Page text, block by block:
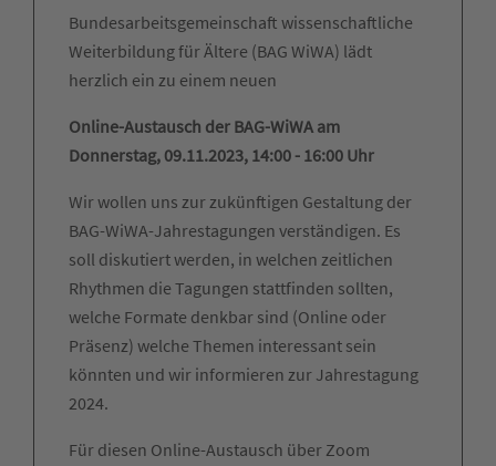
Bundesarbeitsgemeinschaft wissenschaftliche
Weiterbildung für Ältere (BAG WiWA) lädt
herzlich ein zu einem neuen
Online-Austausch der BAG-WiWA am
Donnerstag, 09.11.2023, 14:00 - 16:00 Uhr
Wir wollen uns zur zukünftigen Gestaltung der
BAG-WiWA-Jahrestagungen verständigen. Es
soll diskutiert werden, in welchen zeitlichen
Rhythmen die Tagungen stattfinden sollten,
welche Formate denkbar sind (Online oder
Präsenz) welche Themen interessant sein
könnten und wir informieren zur Jahrestagung
2024.
Für diesen Online-Austausch über Zoom